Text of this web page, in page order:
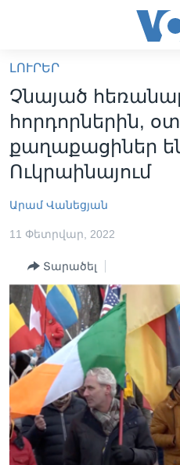
հիմնական
բովանդակությանը
անցնել
հիմնական
բովանդակությանը
հիմնական
ԼՈՒՐԵՐ
ՏԵՍԱՆՅՈՒԹԵՐ
ԿԱՊ ՄԵԶ ՀԵՏ
Learning English
ՀԵՏԵՒԵՔ ՄԵԶ
Լեզուներ
ԼՈՒՐԵՐ
Չնայած
հորդորներին,
քաղաքացիներ են
Ուկրաինայում
Արամ Վանեցյան
11 Փետրվար, 2022
Տարածել